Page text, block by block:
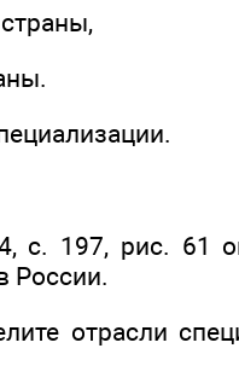
с. 197, рис. 61
России.
отрасли